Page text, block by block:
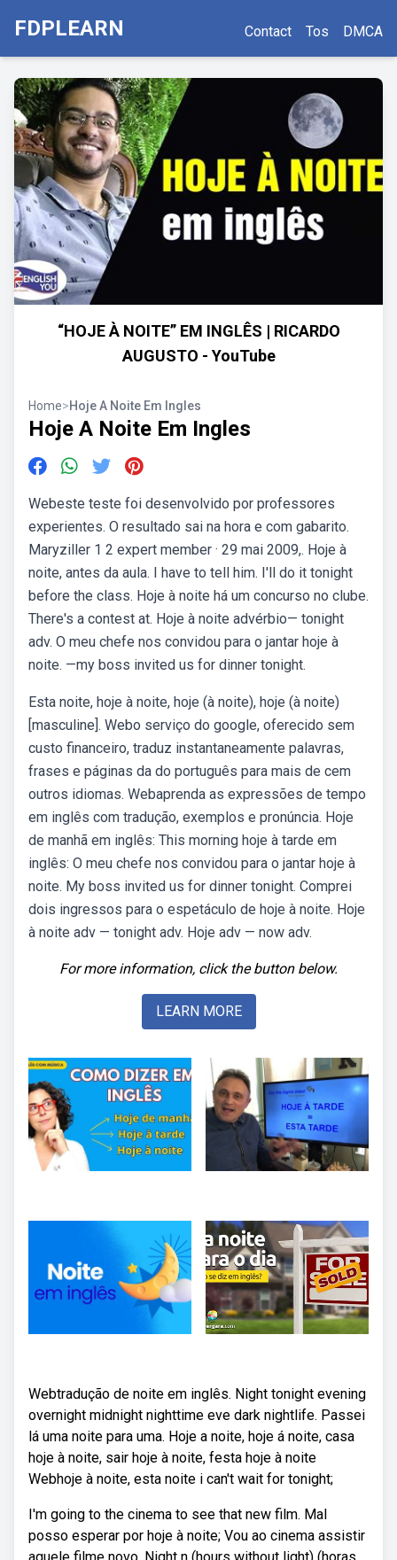
FDPLEARN Contact Tos DMCA
“HOJE À NOITE” EM INGLÊS | RICARDO
AUGUSTO - YouTube
Home>Hoje A Noite Em Ingles
Hoje A Noite Em Ingles
Webeste teste foi desenvolvido por professores
experientes. O resultado sai na hora e com gabarito.
Maryziller 1 2 expert member · 29 mai 2009,. Hoje à
noite, antes da aula. I have to tell him. I'll do it tonight
before the class. Hoje à noite há um concurso no clube.
There's a contest at. Hoje à noite advérbio— tonight
adv. O meu chefe nos convidou para o jantar hoje à
noite. —my boss invited us for dinner tonight.
Esta noite, hoje à noite, hoje (à noite), hoje (à noite)
[masculine]. Webo serviço do google, oferecido sem
custo financeiro, traduz instantaneamente palavras,
frases e páginas da do português para mais de cem
outros idiomas. Webaprenda as expressões de tempo
em inglês com tradução, exemplos e pronúncia. Hoje
de manhã em inglês: This morning hoje à tarde em
inglês: O meu chefe nos convidou para o jantar hoje à
noite. My boss invited us for dinner tonight. Comprei
dois ingressos para o espetáculo de hoje à noite. Hoje
à noite adv — tonight adv. Hoje adv — now adv.
For more information, click the button below.
LEARN MORE
Webtradução de noite em inglês. Night tonight evening
overnight midnight nighttime eve dark nightlife. Passei
lá uma noite para uma. Hoje a noite, hoje á noite, casa
hoje à noite, sair hoje à noite, festa hoje à noite
Webhoje à noite, esta noite i can't wait for tonight;
I'm going to the cinema to see that new film. Mal
posso esperar por hoje à noite; Vou ao cinema assistir